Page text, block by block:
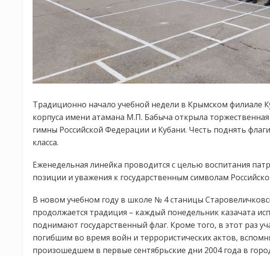
Традиционно начало учебной недели в Крымском филиале
корпуса имени атамана М.П. Бабыча открыла
гимны Российской Федерации и Кубани. Честь поднять
класса.
Еженедельная линейка проводится с целью воспитания
позиции и уважения к государственным символам
В новом учебном году в школе № 4 станицы
продолжается традиция – каждый понедельник казачата
поднимают государственный флаг. Кроме того, в этот раз
погибшим во время войн и террористических актов,
произошедшем в первые сентябрьские дни 2004 года в